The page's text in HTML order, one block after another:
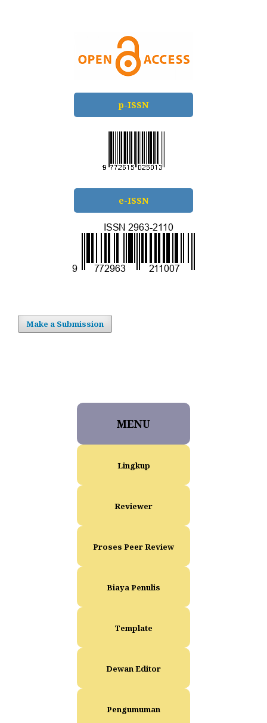
p-ISSN
e-ISSN
Make a Submission
MENU
Lingkup
Reviewer
Proses Peer Review
Biaya Penulis
Template
Dewan Editor
Pengumuman